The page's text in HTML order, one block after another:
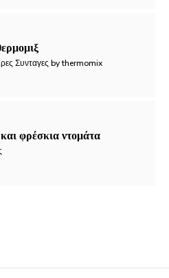
Συνταγες by thermomix
φρέσκια ντομάτα